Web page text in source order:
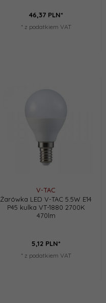
46,37 PLN*
* z podatkiem VAT
V-TAC
Żarówka LED V-TAC 5.5W E14
P45 kulka VT-1880 2700K
470lm
5,12 PLN*
* z podatkiem VAT